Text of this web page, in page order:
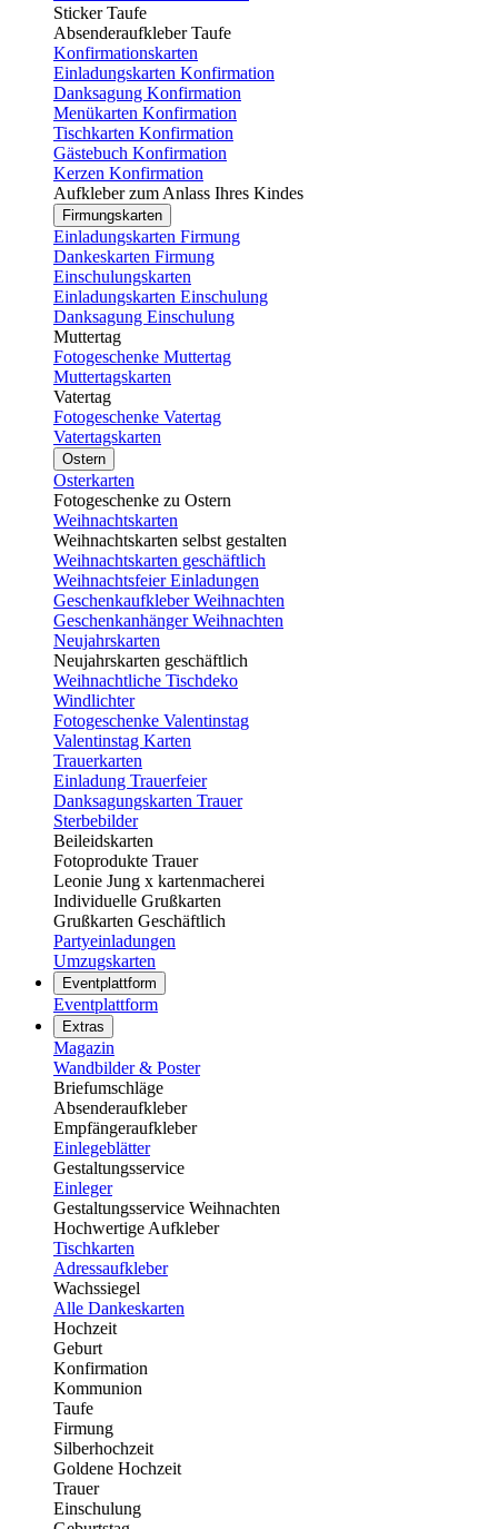
Sticker Taufe
Absenderaufkleber Taufe
Konfirmationskarten
Einladungskarten Konfirmation
Danksagung Konfirmation
Menükarten Konfirmation
Tischkarten Konfirmation
Gästebuch Konfirmation
Kerzen Konfirmation
Aufkleber zum Anlass Ihres Kindes
Firmungskarten
Einladungskarten Firmung
Dankeskarten Firmung
Einschulungskarten
Einladungskarten Einschulung
Danksagung Einschulung
Muttertag
Fotogeschenke Muttertag
Muttertagskarten
Vatertag
Fotogeschenke Vatertag
Vatertagskarten
Ostern
Osterkarten
Fotogeschenke zu Ostern
Weihnachtskarten
Weihnachtskarten selbst gestalten
Weihnachtskarten geschäftlich
Weihnachtsfeier Einladungen
Geschenkaufkleber Weihnachten
Geschenkanhänger Weihnachten
Neujahrskarten
Neujahrskarten geschäftlich
Weihnachtliche Tischdeko
Windlichter
Fotogeschenke Valentinstag
Valentinstag Karten
Trauerkarten
Einladung Trauerfeier
Danksagungskarten Trauer
Sterbebilder
Beileidskarten
Fotoprodukte Trauer
Leonie Jung x kartenmacherei
Individuelle Grußkarten
Grußkarten Geschäftlich
Partyeinladungen
Umzugskarten
Eventplattform
Eventplattform
Extras
Magazin
Wandbilder & Poster
Briefumschläge
Absenderaufkleber
Empfängeraufkleber
Einlegeblätter
Gestaltungsservice
Einleger
Gestaltungsservice Weihnachten
Hochwertige Aufkleber
Tischkarten
Adressaufkleber
Wachssiegel
Alle Dankeskarten
Hochzeit
Geburt
Konfirmation
Kommunion
Taufe
Firmung
Silberhochzeit
Goldene Hochzeit
Trauer
Einschulung